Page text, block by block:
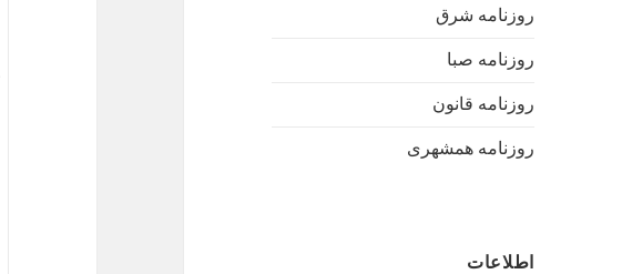
روزنامه شرق
روزنامه صبا
روزنامه قانون
روزنامه همشهری
اطلاعات